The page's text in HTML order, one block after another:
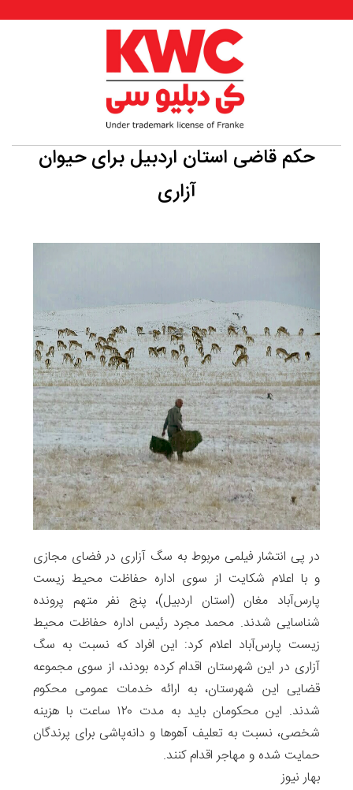
حکم قاضی استان اردبیل برای حیوان
آزاری
در پی انتشار فیلمی مربوط به سگ آزاری در فضای مجازی
و با اعلام شکایت از سوی اداره حفاظت محیط زیست
پارس‌آباد مغان (استان اردبیل)، پنج نفر متهم پرونده
شناسایی شدند. محمد مجرد رئیس اداره حفاظت محیط
زیست پارس‌آباد اعلام کرد: این افراد که نسبت به سگ
آزاری در این شهرستان اقدام کرده بودند، از سوی مجموعه
قضایی این شهرستان، به ارائه خدمات عمومی محکوم
شدند. این محکومان باید به مدت ۱۲۰ ساعت با هزینه
شخصی، نسبت به تعلیف آهوها و دانه‌پاشی برای پرندگان
حمایت شده و مهاجر اقدام کنند.
بهار نیوز